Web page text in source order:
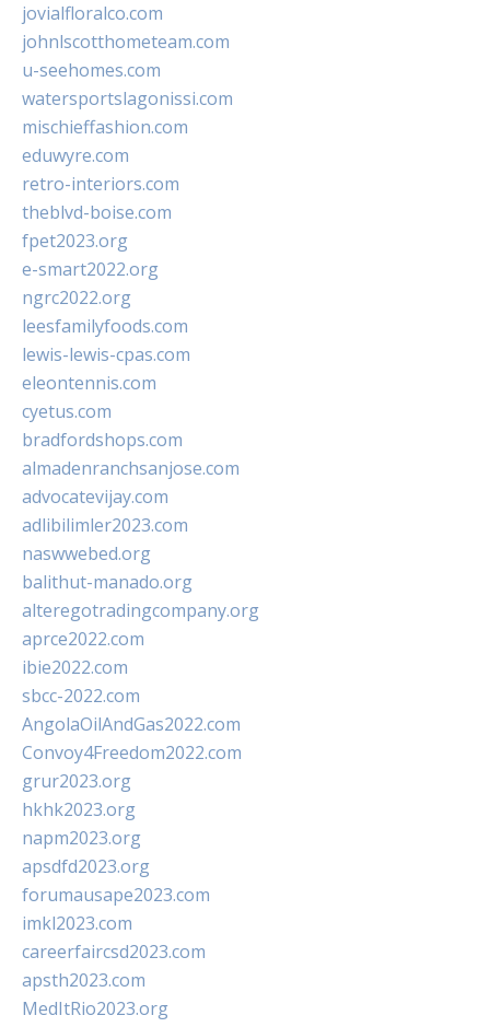
jovialfloralco.com
johnlscotthometeam.com
u-seehomes.com
watersportslagonissi.com
mischieffashion.com
eduwyre.com
retro-interiors.com
theblvd-boise.com
fpet2023.org
e-smart2022.org
ngrc2022.org
leesfamilyfoods.com
lewis-lewis-cpas.com
eleontennis.com
cyetus.com
bradfordshops.com
almadenranchsanjose.com
advocatevijay.com
adlibilimler2023.com
naswwebed.org
balithut-manado.org
alteregotradingcompany.org
aprce2022.com
ibie2022.com
sbcc-2022.com
AngolaOilAndGas2022.com
Convoy4Freedom2022.com
grur2023.org
hkhk2023.org
napm2023.org
apsdfd2023.org
forumausape2023.com
imkl2023.com
careerfaircsd2023.com
apsth2023.com
MedItRio2023.org